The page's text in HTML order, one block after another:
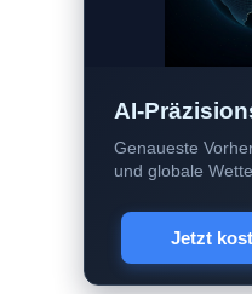
AI-
Genaueste
und globale
Jetzt